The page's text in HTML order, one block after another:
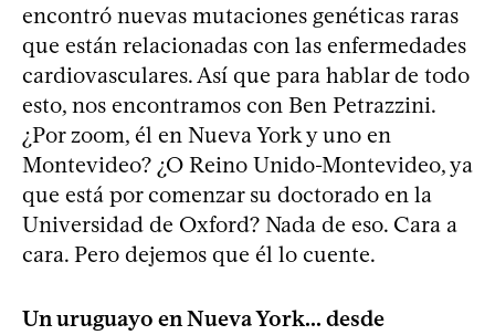
encontró nuevas mutaciones genéticas raras
que están relacionadas con las enfermedades
cardiovasculares. Así que para hablar de todo
esto, nos encontramos con Ben Petrazzini.
¿Por zoom, él en Nueva York y uno en
Montevideo? ¿O Reino Unido-Montevideo, ya
que está por comenzar su doctorado en la
Universidad de Oxford? Nada de eso. Cara a
cara. Pero dejemos que él lo cuente.
Un uruguayo en Nueva York... desde